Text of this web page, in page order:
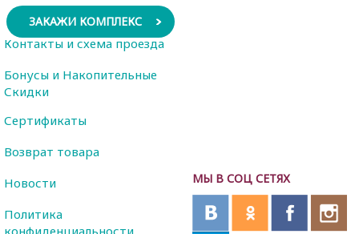
ЗАКАЖИ КОМПЛЕКС
МЫ В СОЦ СЕТЯХ
Контакты и схема проезда
Бонусы и Накопительные
Скидки
Сертификаты
Возврат товара
Новости
Политика
конфиденциальности